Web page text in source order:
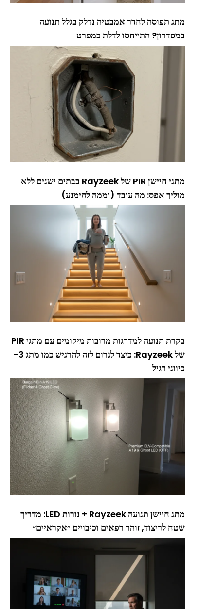
מתג תפוסה לחדר אמבטיה נדלק בגלל תנועה
במסדרון? התייחסו לדלת כמפרט
מתגי חיישן PIR של Rayzeek בבתים ישנים ללא
מוליך אפס: מה עובד (וממה להימנע)
בקרת תנועה למדרגות מרובות מיקומים עם מתגי PIR
של Rayzeek: כיצד לגרום לזה להרגיש כמו מתג 3-
כיווני רגיל
מתג חיישן תנועה Rayzeek + נורות LED: מדריך
שטח לריצוד, זוהר רפאים וכיבויים ״אקראיים״